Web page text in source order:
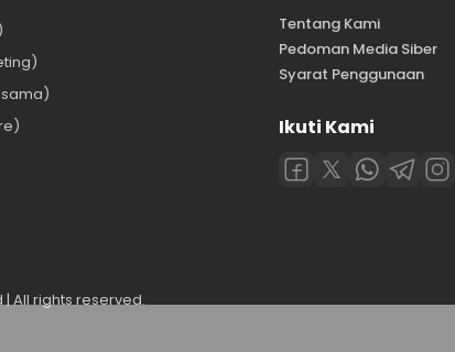
Tentang Kami
Pedoman Media Siber
Syarat Penggunaan
Ikuti Kami
All rights reserved.